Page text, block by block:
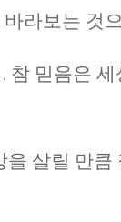
라보는 것
믿음은 세
살릴 만큼